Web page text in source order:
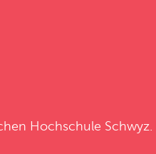
Hochschule Schwyz